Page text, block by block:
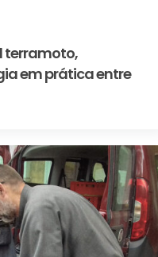
terramoto,
em prática entre